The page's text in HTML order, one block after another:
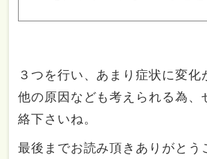
３つを行い、あまり症状に変化
他の原因なども考えられる為、
絡下さいね。
最後までお読み頂きありがとう